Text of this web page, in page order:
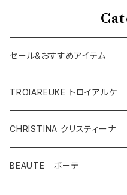
セール&おすすめアイテム
TROIAREUKE トロイアルケ
CHRISTINA クリスティーナ
テラスキン
BEAUTE ボーテ